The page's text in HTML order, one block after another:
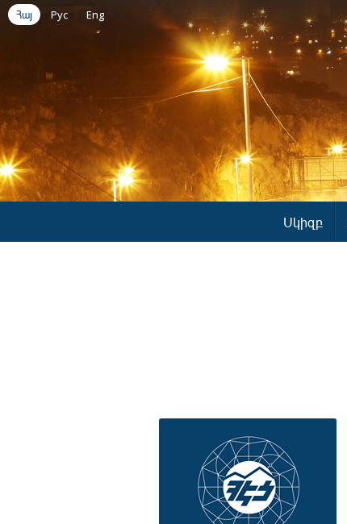
Հայ Рус Eng
Սկիզբ